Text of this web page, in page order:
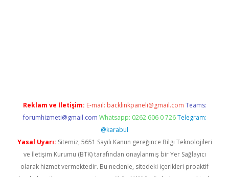
Reklam ve İletişim: E-mail: backlinkpaneli@gmail.com Teams:
forumhizmeti@gmail.com Whatsapp: 0262 606 0 726 Telegram:
@karabul
Yasal Uyarı: Sitemiz, 5651 Sayılı Kanun gereğince Bilgi Teknolojileri
ve İletişim Kurumu (BTK) tarafından onaylanmış bir Yer Sağlayıcı
olarak hizmet vermektedir. Bu nedenle, sitedeki içerikleri proaktif